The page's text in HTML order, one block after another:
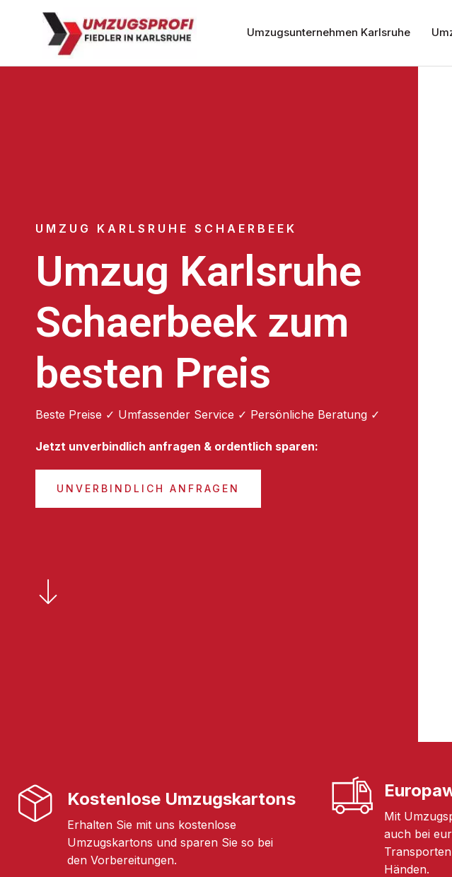
Umzugsunternehmen Karlsruhe
UMZUG KARLSRUHE SCHAERBEEK
Umzug Karlsruhe
Schaerbeek zum
besten Preis
Beste Preise ✓ Umfassender Service ✓ Persönliche Beratung ✓
Jetzt unverbindlich anfragen & ordentlich sparen:
UNVERBINDLICH ANFRAGEN
Kostenlose Umzugskartons
Erhalten Sie mit uns kostenlose
Umzugskartons und sparen Sie so bei
den Vorbereitungen.
Mit
auch bei
Händen.